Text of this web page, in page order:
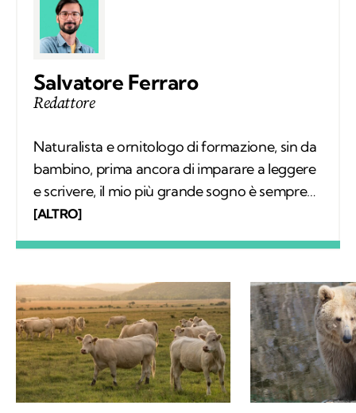
Salvatore Ferraro
Redattore
Naturalista e ornitologo di formazione, sin da
bambino, prima ancora di imparare a leggere
e scrivere, il mio più grande sogno è sempre
stato quello di conoscere tutto sugli animali e
campo e, parallelamente, nell'educazione
ambientale. Alla base del mio interesse per le
scienze naturali, oltre a una profonda e
sincera vocazione, c'è la voglia di mettere a
disposizione quello che ho imparato,
provando a comunicare e a trasmettere i
[ALTRO]